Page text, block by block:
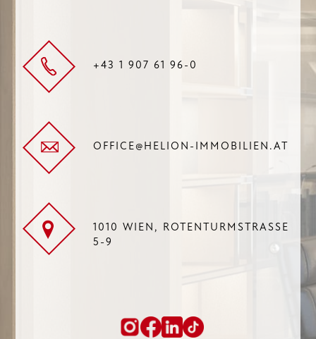
+43 1 907 61 96-0
OFFICE@HELION-IMMOBILIEN.AT
1010 WIEN, ROTENTURMSTRASSE 5
-9